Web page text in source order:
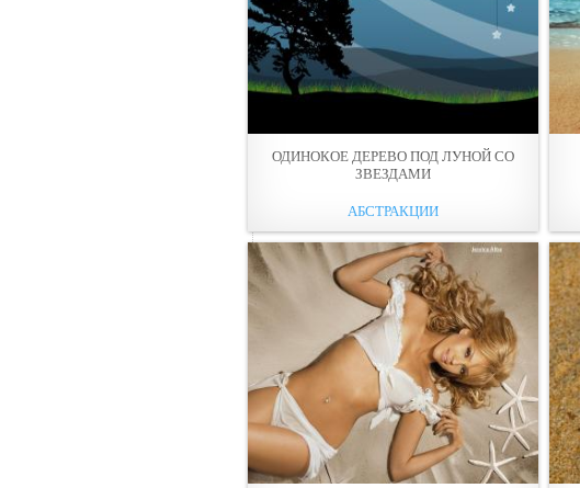
ОДИНОКОЕ ДЕРЕВО ПОД ЛУНОЙ СО
ЗВЕЗДАМИ
АБСТРАКЦИИ